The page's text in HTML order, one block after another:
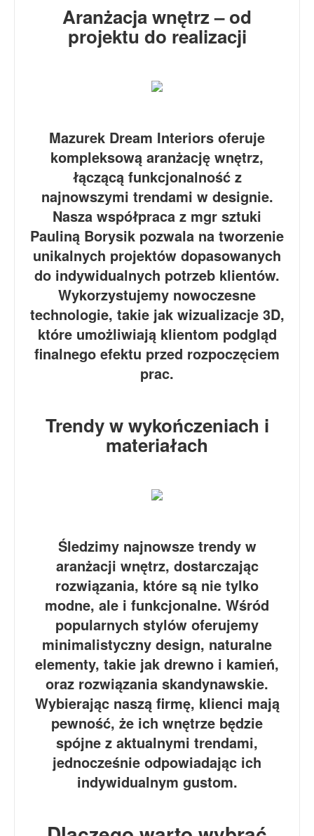
Aranżacja wnętrz – od
projektu do realizacji
Mazurek Dream Interiors oferuje
kompleksową aranżację wnętrz,
łączącą funkcjonalność z
najnowszymi trendami w designie.
Nasza współpraca z mgr sztuki
Pauliną Borysik pozwala na tworzenie
unikalnych projektów dopasowanych
do indywidualnych potrzeb klientów.
Wykorzystujemy nowoczesne
technologie, takie jak wizualizacje 3D,
które umożliwiają klientom podgląd
finalnego efektu przed rozpoczęciem
prac.
Trendy w wykończeniach i
materiałach
Śledzimy najnowsze trendy w
aranżacji wnętrz, dostarczając
rozwiązania, które są nie tylko
modne, ale i funkcjonalne. Wśród
popularnych stylów oferujemy
minimalistyczny design, naturalne
elementy, takie jak drewno i kamień,
oraz rozwiązania skandynawskie.
Wybierając naszą firmę, klienci mają
pewność, że ich wnętrze będzie
spójne z aktualnymi trendami,
jednocześnie odpowiadając ich
indywidualnym gustom.